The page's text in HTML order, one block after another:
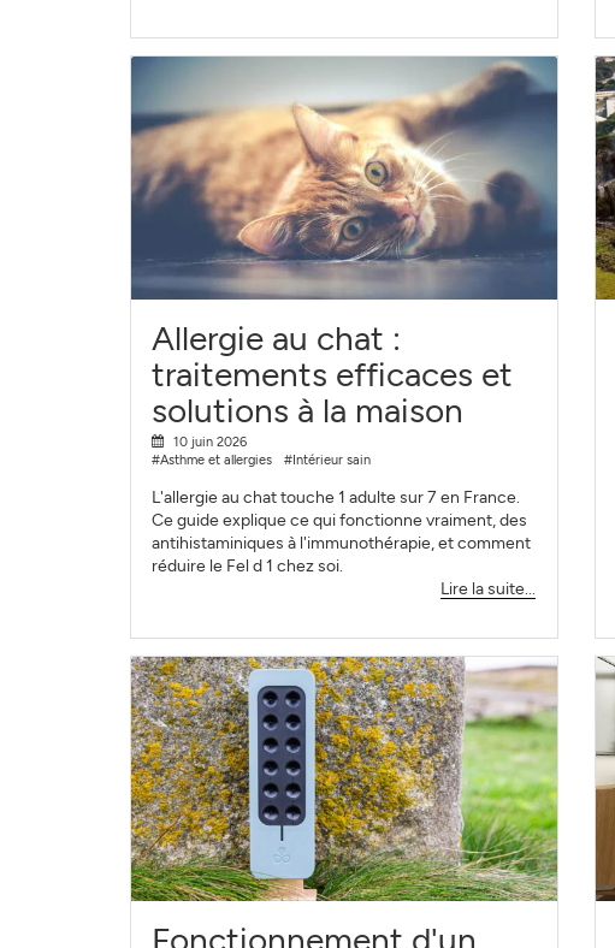
Allergie au chat :
traitements efficaces et
solutions à la maison
10 juin 2026
#Asthme et allergies
#Intérieur sain
L'allergie au chat touche 1 adulte sur 7 en France.
Ce guide explique ce qui fonctionne vraiment, des
antihistaminiques à l'immunothérapie, et comment
réduire le Fel d 1 chez soi.
Lire la suite...
Fonctionnement d'un